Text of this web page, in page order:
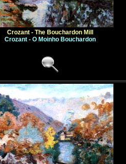
Crozant - The Bouchardon Mill
Crozant - O Moinho Bouchardon